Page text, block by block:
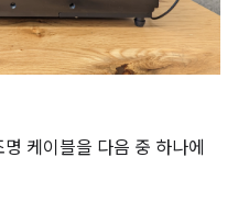
케이블을 다음 중 하나에